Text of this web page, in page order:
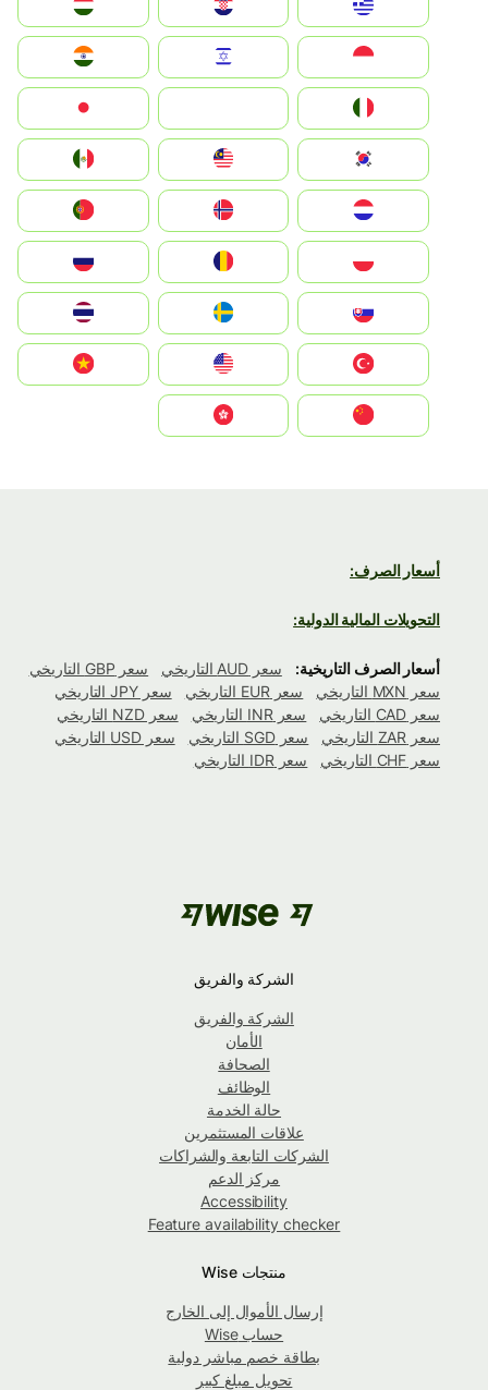
Hrvatska
Magyarország
Indonesia
South Korea
Nederland
Portugal
România
Slovensko
United States
Vietnam
أسعار الصرف:
التحويلات المالية الدولية:
أسعار الصرف التاريخية: سعر AUD التاريخي
سعر GBP التاريخي
سعر MXN التاريخي
سعر EUR التاريخي
سعر JPY التاريخي
سعر CAD التاريخي
سعر INR التاريخي
سعر NZD التاريخي
سعر ZAR التاريخي
سعر SGD التاريخي
سعر USD التاريخي
سعر CHF التاريخي
سعر IDR التاريخي
الشركة والفريق
الشركة والفريق
الأمان
الصحافة
الوظائف
حالة الخدمة
علاقات المستثمرين
الشركات التابعة والشراكات
مركز الدعم
Accessibility
Feature availability checker
منتجات Wise
إرسال الأموال إلى الخارج
حساب Wise
بطاقة خصم مباشر دولية
تحويل مبلغ كبير